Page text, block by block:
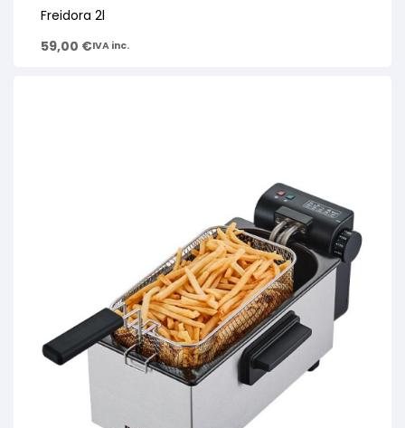
Freidora 2l
59,00 €IVA inc.